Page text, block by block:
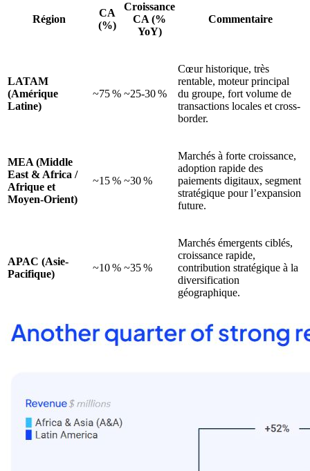
Région
CA
(%)
Croissance
CA (%
YoY)
Commentaire
LATAM
(Amérique
Latine)
~75 % ~25‑30 %
Cœur historique, très
rentable, moteur principal
du groupe, fort volume de
transactions locales et cross-
border.
MEA (Middle
East & Africa /
Afrique et
Moyen-Orient)
~15 % ~30 %
Marchés à forte croissance,
adoption rapide des
paiements digitaux, segment
stratégique pour l’expansion
future.
APAC (Asie-
Pacifique)
~10 % ~35 %
Marchés émergents ciblés,
croissance rapide,
contribution stratégique à la
diversification
géographique.